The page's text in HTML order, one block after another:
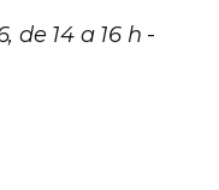
de 14 a 16 h -